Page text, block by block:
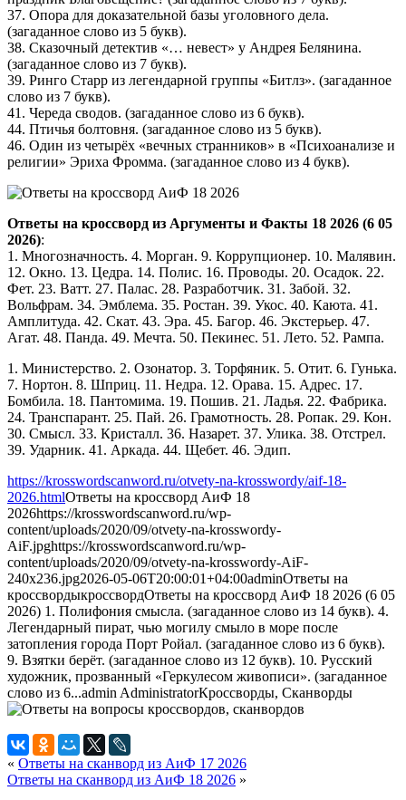
37. Опора для доказательной базы уголовного дела.
(загаданное слово из 5 букв).
38. Сказочный детектив «… невест» у Андрея Белянина.
(загаданное слово из 7 букв).
39. Ринго Старр из легендарной группы «Битлз». (загаданное
слово из 7 букв).
41. Череда сводов. (загаданное слово из 6 букв).
44. Птичья болтовня. (загаданное слово из 5 букв).
46. Один из четырёх «вечных странников» в «Психоанализе и
религии» Эриха Фромма. (загаданное слово из 4 букв).
Ответы на кроссворд из Аргументы и Факты 18 2026 (6 05
2026):
1. Многозначность. 4. Морган. 9. Коррупционер. 10. Малявин.
12. Окно. 13. Цедра. 14. Полис. 16. Проводы. 20. Осадок. 22.
Фет. 23. Ватт. 27. Палас. 28. Разработчик. 31. Забой. 32.
Вольфрам. 34. Эмблема. 35. Ростан. 39. Укос. 40. Каюта. 41.
Амплитуда. 42. Скат. 43. Эра. 45. Багор. 46. Экстерьер. 47.
Агат. 48. Панда. 49. Мечта. 50. Пекинес. 51. Лето. 52. Рампа.
1. Министерство. 2. Озонатор. 3. Торфяник. 5. Отит. 6. Гунька.
7. Нортон. 8. Шприц. 11. Недра. 12. Орава. 15. Адрес. 17.
Бомбила. 18. Пантомима. 19. Пошив. 21. Ладья. 22. Фабрика.
24. Транспарант. 25. Пай. 26. Грамотность. 28. Ропак. 29. Кон.
30. Смысл. 33. Кристалл. 36. Назарет. 37. Улика. 38. Отстрел.
39. Ударник. 41. Аркада. 44. Щебет. 46. Эдип.
https://krosswordscanword.ru/otvety-na-krosswordy/aif-18-
2026.htmlОтветы на кроссворд АиФ 18
2026https://krosswordscanword.ru/wp-
content/uploads/2020/09/otvety-na-krosswordy-
AiF.jpghttps://krosswordscanword.ru/wp-
content/uploads/2020/09/otvety-na-krosswordy-AiF-
240x236.jpg2026-05-06T20:00:01+04:00adminОтветы на
кроссвордыкроссвордОтветы на кроссворд АиФ 18 2026 (6 05
2026) 1. Полифония смысла. (загаданное слово из 14 букв). 4.
Легендарный пират, чью могилу смыло в море после
затопления города Порт Ройал. (загаданное слово из 6 букв).
9. Взятки берёт. (загаданное слово из 12 букв). 10. Русский
художник, прозванный «Геркулесом живописи». (загаданное
слово из 6...admin AdministratorКроссворды, Сканворды
« Ответы на сканворд из АиФ 17 2026
Ответы на сканворд из АиФ 18 2026 »